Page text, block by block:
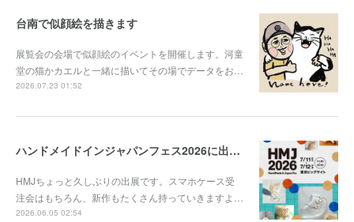
台南で似顔絵を描きます
展覧会の会場で似顔絵のイベントを開催します。河童
堂の猫かカエルと一緒に描いてその場でデータをお…
2026.07.23 01:52
ハンドメイドインジャパンフェス2026に出展します
HMJちょっと久しぶりの出展です。スマホケース受
注会はもちろん、新作もたくさん持っていきますよ…
2026.06.05 02:54